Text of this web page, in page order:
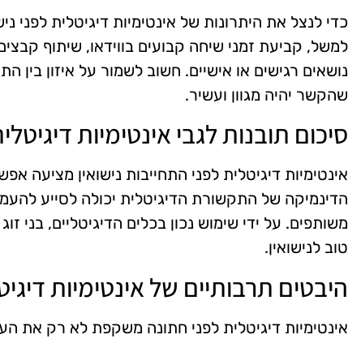
כדי לנצל את היתרונות של אינטימיות דיגיטלית לפני
למשל, קביעת זמני שיחה קבועים בווידאו, שיתוף
נושאים רגישים או אישיים. חשוב לשמור על איזון בין
שהקשר יהיה מגוון ועשיר.
סיכום תובנות לגבי אינטימיות
אינטימיות דיגיטלית לפני התחייבות נישואין מציעה
הדינמיקה של התקשורת הדיגיטלית יכולה לסייע
משותפים. על ידי שימוש נכון בכלים הדיגיטליים, בני
טוב לנישואין.
היבטים תרבותיים של אינטימיות
אינטימיות דיגיטלית לפני חתונה משקפת לא רק את